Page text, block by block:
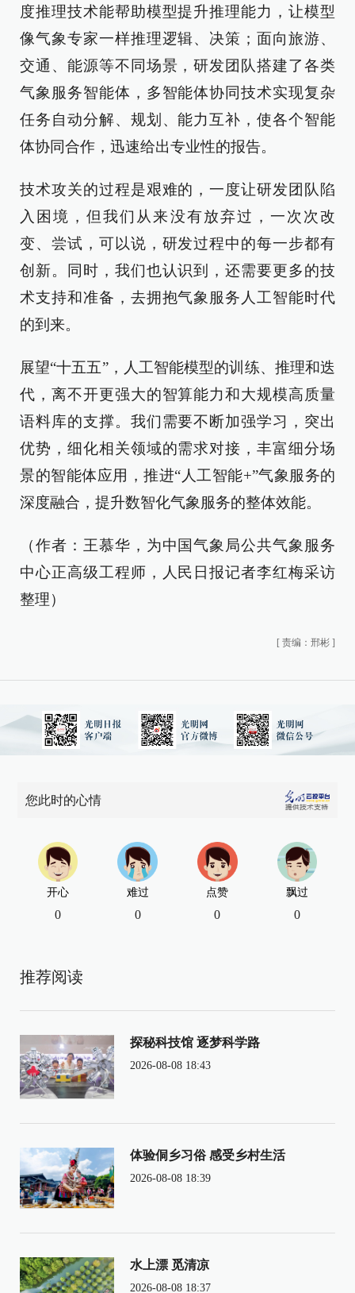
度推理技术能帮助模型提升推理能力，让模型
像气象专家一样推理逻辑、决策；面向旅游、
交通、能源等不同场景，研发团队搭建了各类
气象服务智能体，多智能体协同技术实现复杂
任务自动分解、规划、能力互补，使各个智能
体协同合作，迅速给出专业性的报告。
技术攻关的过程是艰难的，一度让研发团队陷
入困境，但我们从来没有放弃过，一次次改
变、尝试，可以说，研发过程中的每一步都有
创新。同时，我们也认识到，还需要更多的技
术支持和准备，去拥抱气象服务人工智能时代
的到来。
展望“十五五”，人工智能模型的训练、推理和迭
代，离不开更强大的智算能力和大规模高质量
语料库的支撑。我们需要不断加强学习，突出
优势，细化相关领域的需求对接，丰富细分场
景的智能体应用，推进“人工智能+”气象服务的
深度融合，提升数智化气象服务的整体效能。
（作者：王慕华，为中国气象局公共气象服务
中心正高级工程师，人民日报记者李红梅采访
整理）
[ 责编：邢彬 ]
您此时的心情
开心
0
难过
0
点赞
0
飘过
0
推荐阅读
探秘科技馆 逐梦科学路
2026-08-08 18:43
体验侗乡习俗 感受乡村生活
2026-08-08 18:39
水上漂 觅清凉
2026-08-08 18:37